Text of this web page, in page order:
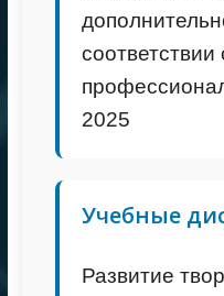
2025
Учебные
Развитие